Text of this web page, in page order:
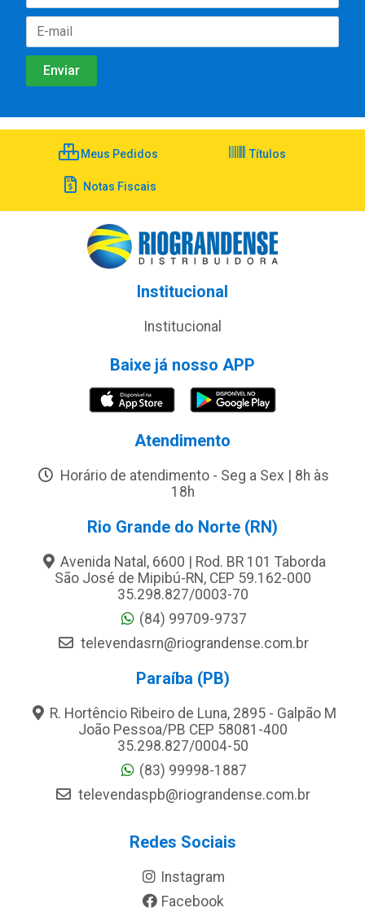
Meus Pedidos Títulos
Notas Fiscais
Institucional
Institucional
Baixe já nosso APP
Atendimento
Horário de atendimento - Seg a Sex | 8h às
18h
Rio Grande do Norte (RN)
Avenida Natal, 6600 | Rod. BR 101 Taborda
São José de Mipibú-RN, CEP 59.162-000
35.298.827/0003-70
(84) 99709-9737
televendasrn@riograndense.com.br
Paraíba (PB)
R. Hortêncio Ribeiro de Luna, 2895 - Galpão M
João Pessoa/PB CEP 58081-400
35.298.827/0004-50
(83) 99998-1887
televendaspb@riograndense.com.br
Redes Sociais
Instagram
Facebook